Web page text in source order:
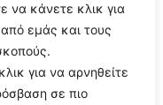
να κάνετε κλικ για
εμάς και τους
για να αρνηθείτε
σε πιο